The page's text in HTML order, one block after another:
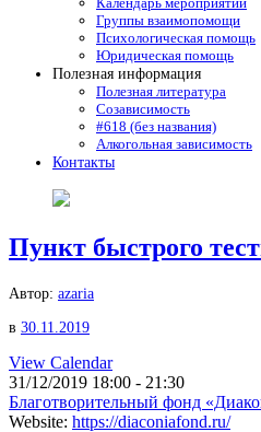
Группы взаимопомощи
Психологическая помощь
Юридическая помощь
Полезная информация
Полезная литература
Созависимость
#618 (без названия)
Алкогольная зависимость
Контакты
Пункт быстрого
Автор: azaria
в 30.11.2019
View Calendar
31/12/2019 18:00 - 21:30
Благотворительный фонд
Website: https://diaconiafond.ru/